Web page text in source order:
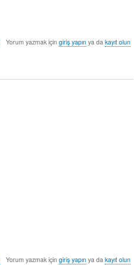
Yorum yazmak içingiriş yapın ya dakayıt olun
Yorum yazmak içingiriş yapın ya dakayıt olun